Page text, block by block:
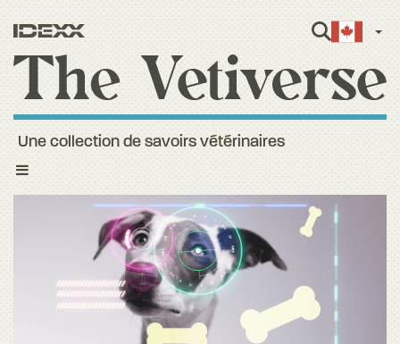
Toggle
Une collection de savoirs vétérinaires